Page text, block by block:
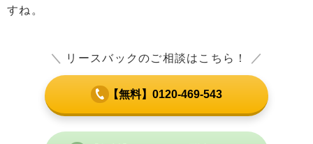
すね。
＼ リースバックのご相談はこちら！ ／
【無料】0120-469-543